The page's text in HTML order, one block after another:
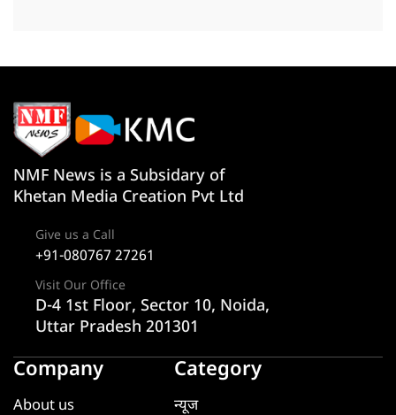
NMF News is a Subsidary of
Khetan Media Creation Pvt Ltd
Give us a Call
+91-080767 27261
Visit Our Office
D-4 1st Floor, Sector 10, Noida,
Uttar Pradesh 201301
Company
About us
Category
न्यूज